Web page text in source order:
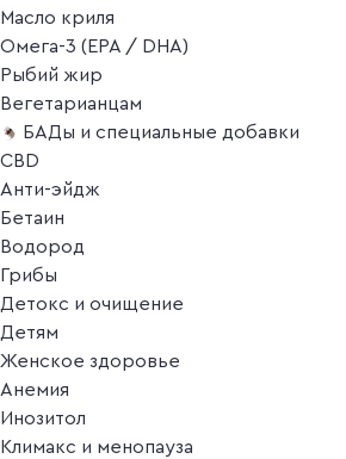
Масло криля
Омега-3 (EPA / DHA)
Рыбий жир
Вегетарианцам
БАДы и специальные добавки
CBD
Анти-эйдж
Бетаин
Водород
Грибы
Детокс и очищение
Детям
Женское здоровье
Анемия
Инозитол
Климакс и менопауза